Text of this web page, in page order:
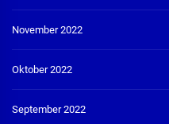
November 2022
Oktober 2022
September 2022